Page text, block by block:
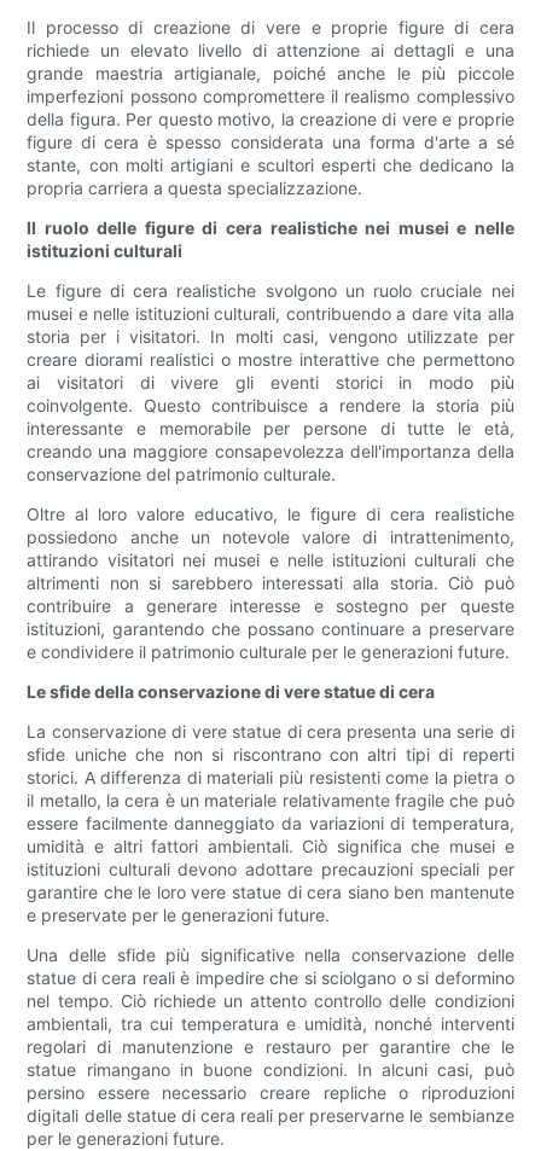
Il processo di creazione di vere e proprie figure di cera
richiede un elevato livello di attenzione ai dettagli e una
grande maestria artigianale, poiché anche le più piccole
imperfezioni possono compromettere il realismo complessivo
della figura. Per questo motivo, la creazione di vere e proprie
figure di cera è spesso considerata una forma d'arte a sé
stante, con molti artigiani e scultori esperti che dedicano la
propria carriera a questa specializzazione.
Il ruolo delle figure di cera realistiche nei musei e nelle
istituzioni culturali
Le figure di cera realistiche svolgono un ruolo cruciale nei
musei e nelle istituzioni culturali, contribuendo a dare vita alla
storia per i visitatori. In molti casi, vengono utilizzate per
creare diorami realistici o mostre interattive che permettono
ai visitatori di vivere gli eventi storici in modo più
coinvolgente. Questo contribuisce a rendere la storia più
interessante e memorabile per persone di tutte le età,
creando una maggiore consapevolezza dell'importanza della
conservazione del patrimonio culturale.
Oltre al loro valore educativo, le figure di cera realistiche
possiedono anche un notevole valore di intrattenimento,
attirando visitatori nei musei e nelle istituzioni culturali che
altrimenti non si sarebbero interessati alla storia. Ciò può
contribuire a generare interesse e sostegno per queste
istituzioni, garantendo che possano continuare a preservare
e condividere il patrimonio culturale per le generazioni future.
Le sfide della conservazione di vere statue di cera
La conservazione di vere statue di cera presenta una serie di
sfide uniche che non si riscontrano con altri tipi di reperti
storici. A differenza di materiali più resistenti come la pietra o
il metallo, la cera è un materiale relativamente fragile che può
essere facilmente danneggiato da variazioni di temperatura,
umidità e altri fattori ambientali. Ciò significa che musei e
istituzioni culturali devono adottare precauzioni speciali per
garantire che le loro vere statue di cera siano ben mantenute
e preservate per le generazioni future.
Una delle sfide più significative nella conservazione delle
statue di cera reali è impedire che si sciolgano o si deformino
nel tempo. Ciò richiede un attento controllo delle condizioni
ambientali, tra cui temperatura e umidità, nonché interventi
regolari di manutenzione e restauro per garantire che le
statue rimangano in buone condizioni. In alcuni casi, può
persino essere necessario creare repliche o riproduzioni
digitali delle statue di cera reali per preservarne le sembianze
per le generazioni future.